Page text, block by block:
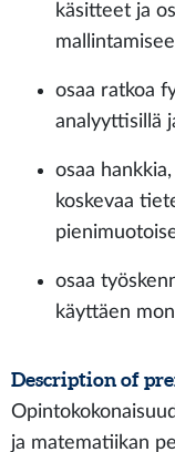
käsitteet ja
osaa ratkoa
analyyttisillä
osaa
koskevaa
osaa
käyttäen
Description of
ja matematiikan